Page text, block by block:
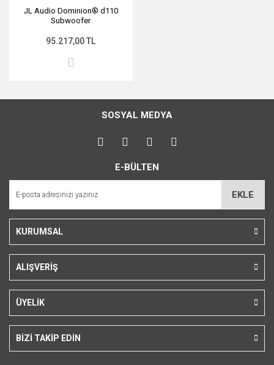
JL Audio Dominion® d110
Subwoofer
95.217,00 TL
SOSYAL MEDYA
E-BÜLTEN
EKLE
KURUMSAL
ALIŞVERİŞ
ÜYELİK
BİZİ TAKİP EDİN